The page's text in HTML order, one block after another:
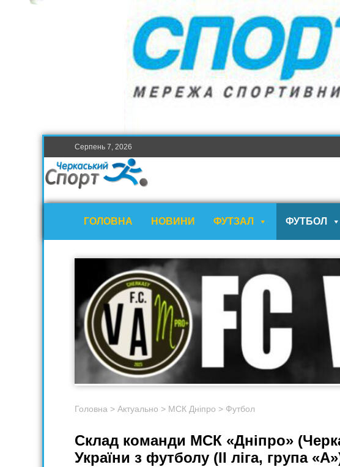
Серпень 7, 2026
ГОЛОВНА НОВИНИ ФУТЗАЛ ФУТБОЛ
Головна > Актуально > МСК Дніпро > Футбол
Склад команди МСК «Дніпро»
України з футболу (II ліга, група